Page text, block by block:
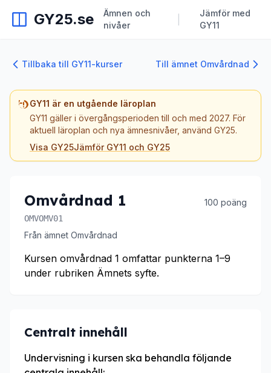
GY25.se
Ämnen och
nivåer
Jämför med
GY11
Tillbaka till GY11-kurser Till ämnet Omvårdnad
GY11 är en utgående läroplan
GY11 gäller i övergångsperioden till och med 2027. För
aktuell läroplan och nya ämnesnivåer, använd GY25.
Visa GY25Jämför GY11 och GY25
Omvårdnad 1 100 poäng
OMVOMV01
Från ämnet Omvårdnad
Kursen omvårdnad 1 omfattar punkterna 1–9
under rubriken Ämnets syfte.
Centralt innehåll
Undervisning i kursen ska behandla följande